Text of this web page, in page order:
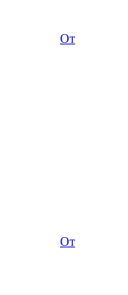
От
От